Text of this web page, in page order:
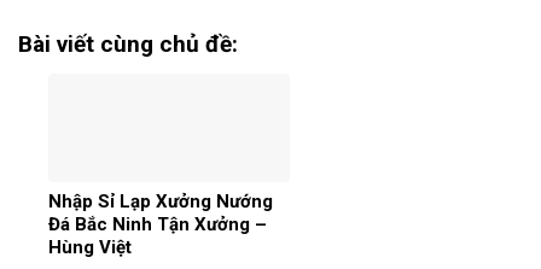
Bài viết cùng chủ đề:
Nhập Sỉ Lạp Xưởng Nướng
Đá Bắc Ninh Tận Xưởng –
Hùng Việt